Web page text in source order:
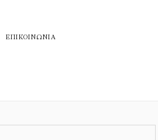
ΕΠΙΚΟΙΝΩΝΊΑ